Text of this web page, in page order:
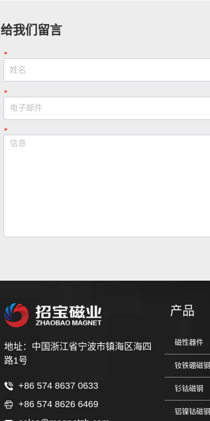
给我们留言
*
*
*
地址：中国浙江省宁波市镇海区海四
路1号
+86 574 8637 0633
+86 574 8626 6469
产品
磁性器件
钕铁硼磁钢
钐钴磁钢
铝镍钴磁钢